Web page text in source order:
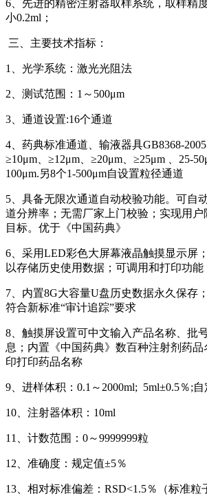
6、先进的精密注射器取样系统，取样精
小0.2ml；
三、主要技术指标：
1、光学系统：激光光阻法
2、测试范围：1～500μm
3、通道设置:16个通道
4、药典标准通道、输液器具GB8368-2005
≥10μm、≥12μm、≥20μm、≥25μm 、25-
100μm.另8个1-500μm自设置粒径通道
5、具备无限次通道自动校验功能。可自
道分辨率；无需厂家上门校验；实现用
目标。优于《中国药典》
6、采用LED彩色大屏幕液晶触摸显示屏
以存储历史使用数据；可调用和打印功能
7、内置8G大容量U盘历史数据永久保存
符合新标准“审计追踪”要求
8、触摸屏设置可中文输入产品名称、批
息；内置《中国药典》数百种注射剂药
印打印药品名称
9、进样体积：0.1～2000ml; 5ml±0.5％;
10、注射器体积：10ml
11、计数范围：0～9999999粒
12、准确度：规定值±5％
13、相对标准偏差：RSD<1.5％（标准粒